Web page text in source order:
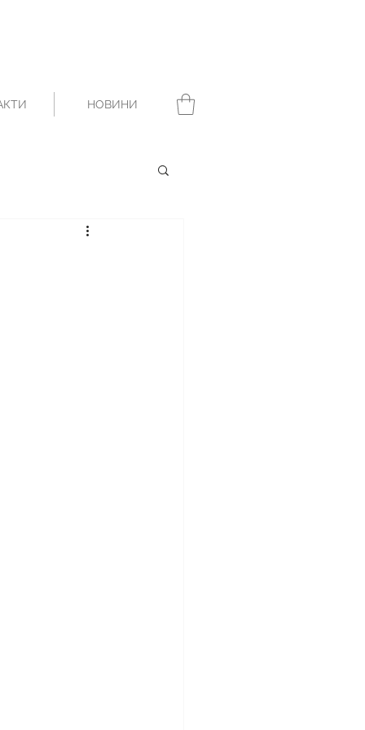
НОВИНИ